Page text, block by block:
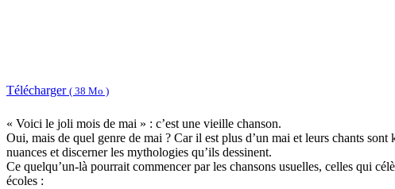
Télécharger ( 38 Mo )
« Voici le joli mois de mai » : c’est une vieille chanson.
Oui, mais de quel genre de mai ? Car il est plus d’un mai et leurs chants
nuances et discerner les mythologies qu’ils dessinent.
Ce quelqu’un-là pourrait commencer par les chansons usuelles, celles qui
écoles :